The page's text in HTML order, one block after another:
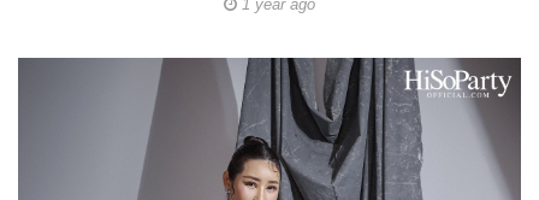
1 year ago